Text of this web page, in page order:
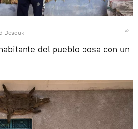
Desouki
del pueblo posa con un